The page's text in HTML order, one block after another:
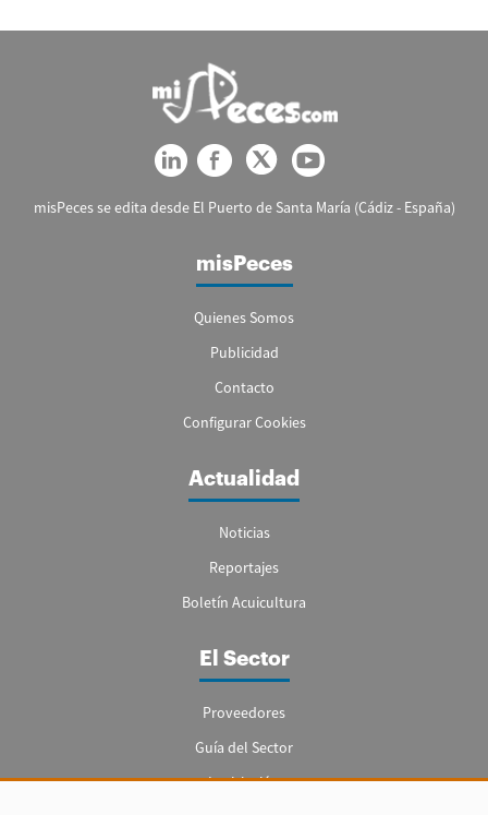
misPeces se edita desde El Puerto de Santa María (Cádiz - España)
misPeces
Quienes Somos
Publicidad
Contacto
Configurar Cookies
Actualidad
Noticias
Reportajes
Boletín Acuicultura
El Sector
Proveedores
Guía del Sector
Legislación